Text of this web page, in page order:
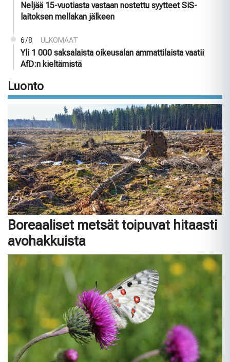
Neljää 15-vuotiasta vastaan nostettu syytteet SiS-
laitoksen mellakan jälkeen
6/8 ULKOMAAT
Yli 1 000 saksalaista oikeusalan ammattilaista vaatii
AfD:n kieltämistä
Luonto
Boreaaliset metsät toipuvat hitaasti
avohakkuista